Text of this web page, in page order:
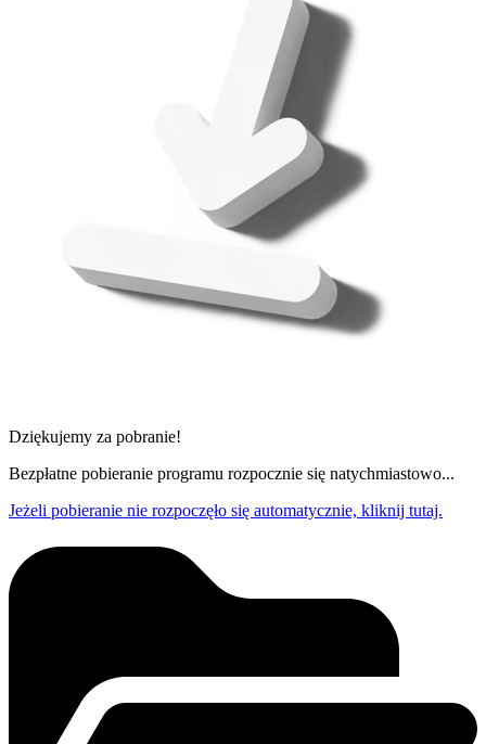
Dziękujemy za pobranie!
Bezpłatne pobieranie programu rozpocznie się natychmiastowo...
Jeżeli pobieranie nie rozpoczęło się automatycznie, kliknij tutaj.